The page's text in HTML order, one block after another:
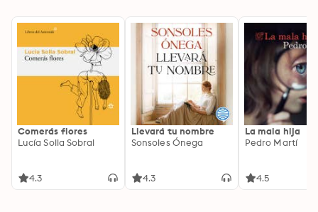
Comerás flores
Lucía Solla Sobral
4.3
Llevará tu nombre
Sonsoles Ónega
4.3
La mala hija
Pedro Martí
4.5